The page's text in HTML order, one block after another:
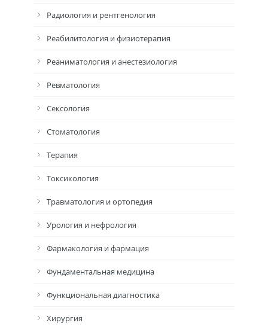
Радиология и рентгенология
Реабилитология и физиотерапия
Реаниматология и анестезиология
Ревматология
Сексология
Стоматология
Терапия
Токсикология
Травматология и ортопедия
Урология и нефрология
Фармакология и фармация
Фундаментальная медицина
Функциональная диагностика
Хирургия